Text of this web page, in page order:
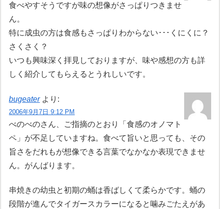
食べやすそうですが味の想像がさっぱりつきませ
ん。
特に成虫の方は食感もさっぱりわからない･･･くにくに？
さくさく？
いつも興味深く拝見しておりますが、味や感想の方も詳
しく紹介してもらえるとうれしいです。
bugeater より:
2006年9月7日 9:12 PM
べのべのさん、ご指摘のとおり「食感のオノマト
ペ」が不足していますね。食べて旨いと思っても、その
旨さをだれもが想像できる言葉でなかなか表現できませ
ん。がんばります。
串焼きの幼虫と初期の蛹は香ばしくて柔らかです。蛹の
段階が進んでタイガースカラーになると噛みごたえがあ